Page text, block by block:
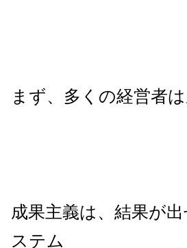
まず、多くの経営者
成果主義は、結果が
ステム